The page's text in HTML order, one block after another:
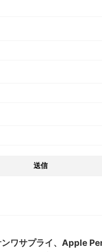
ンワサプライ、Apple